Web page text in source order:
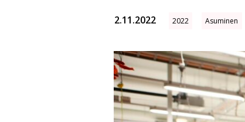
2.11.2022 2022 Asuminen